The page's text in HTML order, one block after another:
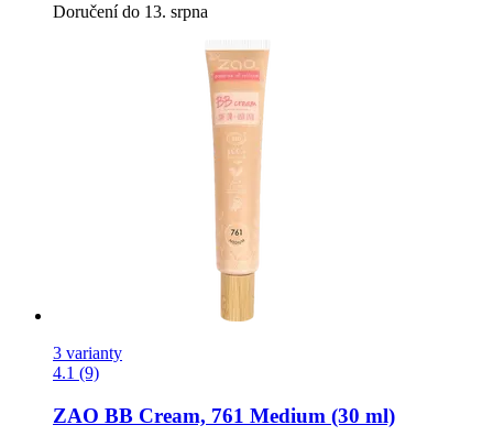
Doručení do 13. srpna
3 varianty
4.1 (9)
ZAO BB Cream, 761 Medium (30 ml)